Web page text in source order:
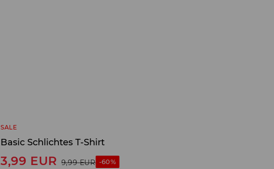
SALE
Basic Schlichtes T-Shirt
3,99 EUR 9,99 EUR -60%